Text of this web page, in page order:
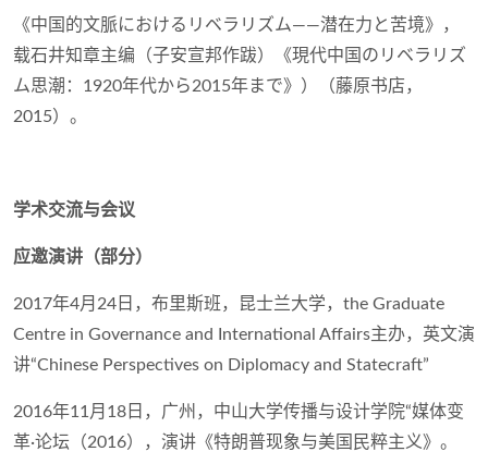
《中国的文脈におけるリベラリズム――潜在力と苦境》，
载石井知章主编（子安宣邦作跋）《現代中国のリベラリズ
ム思潮：1920年代から2015年まで》）（藤原书店，
2015）。
学术交流与会议
应邀演讲（部分）
2017年4月24日，布里斯班，昆士兰大学，the Graduate
Centre in Governance and International Affairs主办，英文演
讲“Chinese Perspectives on Diplomacy and Statecraft”
2016年11月18日，广州，中山大学传播与设计学院“媒体变
革·论坛（2016），演讲《特朗普现象与美国民粹主义》。